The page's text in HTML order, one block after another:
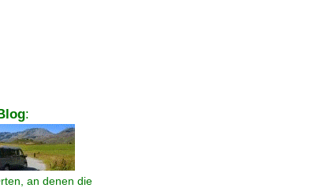
:
an denen die